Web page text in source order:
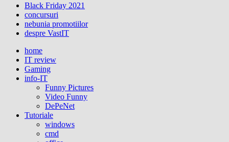
Black Friday 2021
concursuri
nebunia promotiilor
despre VastIT
home
IT review
Gaming
info-IT
Funny Pictures
Video Funny
DePeNet
Tutoriale
windows
cmd